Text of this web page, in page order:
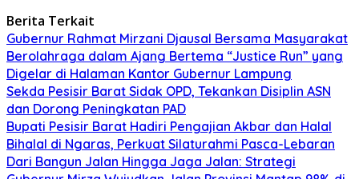
Berita Terkait
Gubernur Rahmat Mirzani Djausal Bersama Masyarakat
Berolahraga dalam Ajang Bertema “Justice Run” yang
Digelar di Halaman Kantor Gubernur Lampung
Sekda Pesisir Barat Sidak OPD, Tekankan Disiplin ASN
dan Dorong Peningkatan PAD
Bupati Pesisir Barat Hadiri Pengajian Akbar dan Halal
Bihalal di Ngaras, Perkuat Silaturahmi Pasca-Lebaran
Dari Bangun Jalan Hingga Jaga Jalan: Strategi